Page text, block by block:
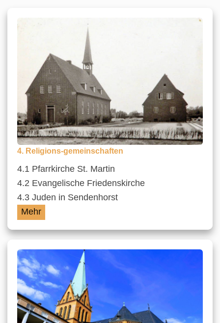
4. Religions-gemeinschaften
4.1 Pfarrkirche St. Martin
4.2 Evangelische Friedenskirche
4.3 Juden in Sendenhorst
Mehr